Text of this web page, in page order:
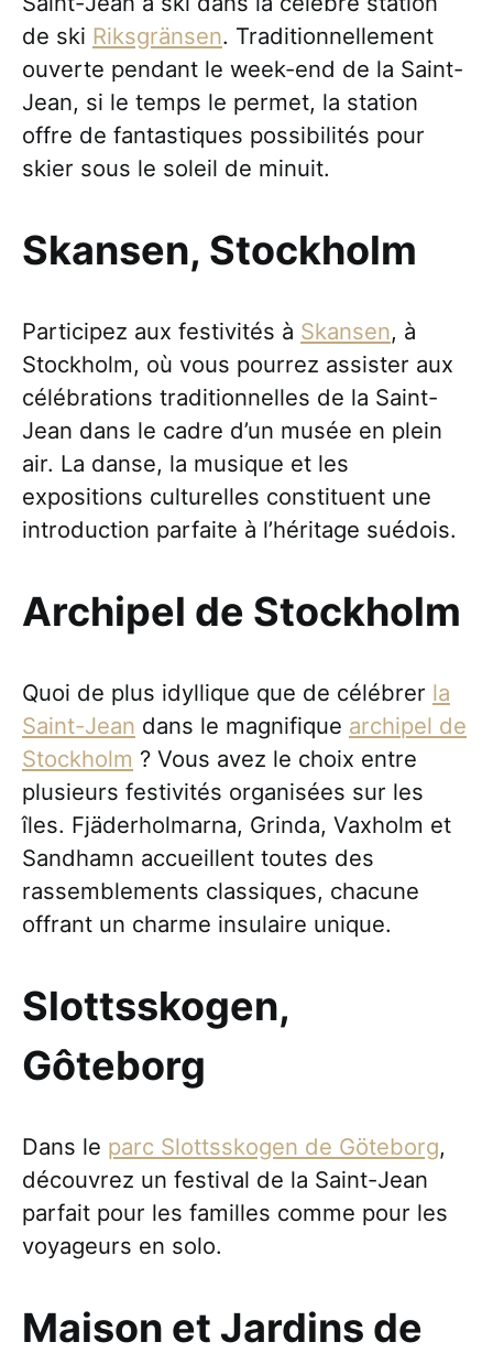
de ski Riksgränsen. Traditionnellement
ouverte pendant le week-end de la Saint-
Jean, si le temps le permet, la station
offre de fantastiques possibilités pour
skier sous le soleil de minuit.
Skansen, Stockholm
Participez aux festivités à Skansen, à
Stockholm, où vous pourrez assister aux
célébrations traditionnelles de la Saint-
Jean dans le cadre d’un musée en plein
air. La danse, la musique et les
expositions culturelles constituent une
introduction parfaite à l’héritage suédois.
Archipel de Stockholm
Quoi de plus idyllique que de célébrer la
Saint-Jean dans le magnifique archipel de
Stockholm ? Vous avez le choix entre
plusieurs festivités organisées sur les
îles. Fjäderholmarna, Grinda, Vaxholm et
Sandhamn accueillent toutes des
rassemblements classiques, chacune
offrant un charme insulaire unique.
Slottsskogen,
Gôteborg
Dans le parc Slottsskogen de Göteborg,
découvrez un festival de la Saint-Jean
parfait pour les familles comme pour les
voyageurs en solo.
Maison et Jardins de